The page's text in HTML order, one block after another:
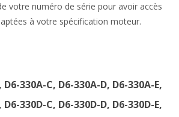
votre numéro de série pour avoir accès
à votre spécification moteur.
D6-330A-C, D6-330A-D, D6-330A-E,
D6-330D-C, D6-330D-D, D6-330D-E,